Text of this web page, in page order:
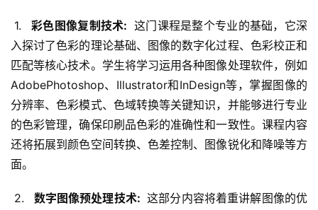
1.
  彩色图像复制技术:
这门课程是整个专业的基础，它深
入探讨了色彩的理论基础、图像的数字化过程、色彩校正和
匹配等核心技术。学生将学习运用各种图像处理软件，例如
AdobePhotoshop、Illustrator和InDesign等，掌握图像的
分辨率、色彩模式、色域转换等关键知识，并能够进行专业
的色彩管理，确保印刷品色彩的准确性和一致性。课程内容
还将拓展到颜色空间转换、色差控制、图像锐化和降噪等方
面。
2.
  数字图像预处理技术:
这部分内容将着重讲解图像的优